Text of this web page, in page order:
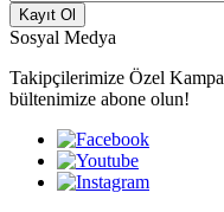
Kayıt Ol
Sosyal Medya
Takipçilerimize Özel
bültenimize abone olun!